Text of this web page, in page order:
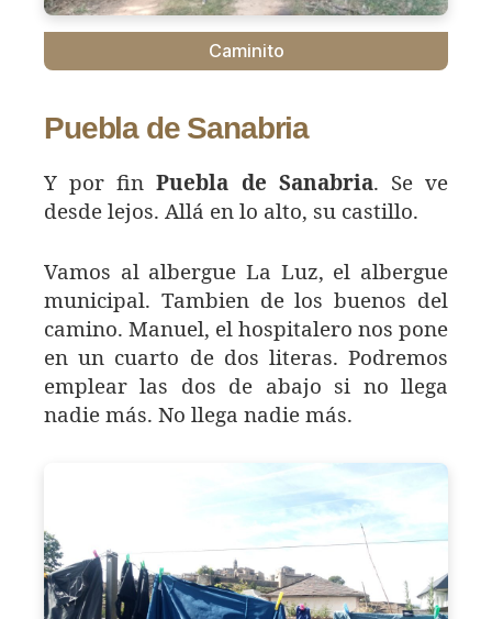
Caminito
Puebla de Sanabria
Y por finPuebla de Sanabria. Se ve
desde lejos. Allá en lo alto, su castillo.
Vamos al albergue La Luz, el albergue
municipal. Tambien de los buenos del
camino. Manuel, el hospitalero nos pone
en un cuarto de dos literas. Podremos
emplear las dos de abajo si no llega
nadie más. No llega nadie más.